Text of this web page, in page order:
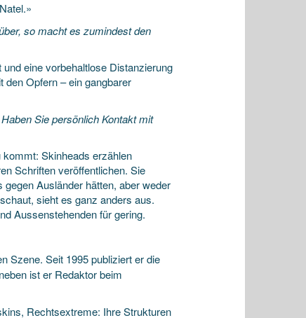
so macht es zumindest den
eine vorbehaltlose Distanzierung
den Opfern – ein gangbarer
Sie persönlich Kontakt mit
Skinheads erzählen
Schriften veröffentlichen. Sie
Ausländer hätten, aber weder
sieht es ganz anders aus.
Aussenstehenden für gering.
Szene. Seit 1995 publiziert er die
ist er Redaktor beim
Rechtsextreme: Ihre Strukturen